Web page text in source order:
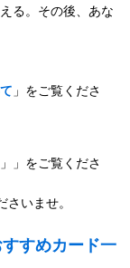
る。その後、あな
」をご覧くださ
」」をご覧くださ
いませ。
すすめカード一